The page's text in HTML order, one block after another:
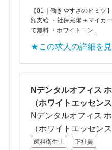
【01｜働きやすさのヒミツ
額支給 ・社保完備＋マイカ
て無料 ・ホワイトニン...
★この求人の詳細を
Nデンタルオフィス
（ホワイトエッセン
Nデンタルオフィス
（ホワイトエッセン
歯科衛生士 正社員